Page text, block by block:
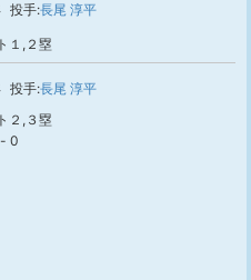
投手:長尾 淳平
１,２塁
投手:長尾 淳平
２,３塁
- 0